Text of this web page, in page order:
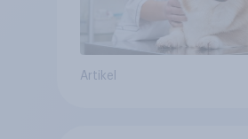
Artikel